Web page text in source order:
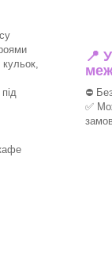
кульок,
📍
⛔
✅